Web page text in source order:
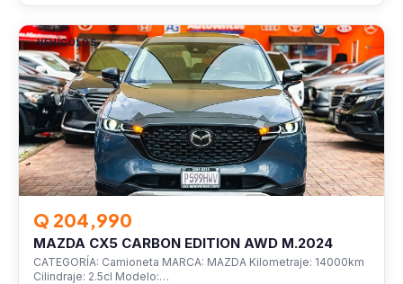
VEHÍCULOS
Q 204,990
MAZDA CX5 CARBON EDITION AWD M.2024
CATEGORÍA: Camioneta MARCA: MAZDA Kilometraje: 14000km
Cilindraje: 2.5cl Modelo:…